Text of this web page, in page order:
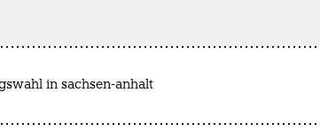
in sachsen-anhalt